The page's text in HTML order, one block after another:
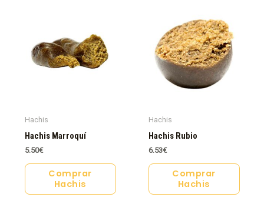
Hachis
Hachis Marroquí
5.50€
Comprar
Hachis
Hachis
Hachis Rubio
6.53€
Comprar
Hachis